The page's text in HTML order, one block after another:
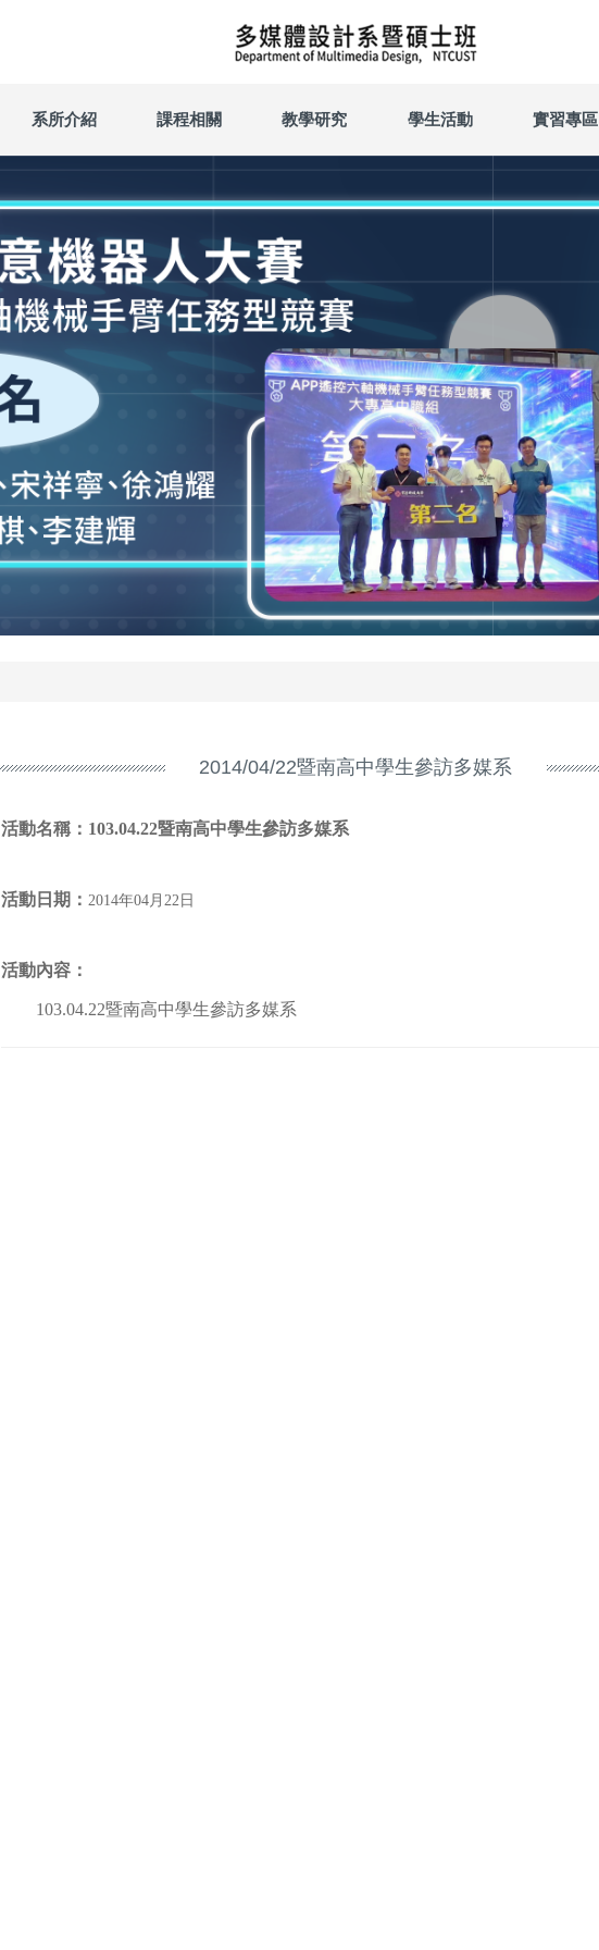
系所介紹 課程相關 教學研究 學生活動 實習專區
2014/04/22暨南高中學生參訪多媒系
活動名稱： 103.04.22暨南高中學生參訪多媒系
活動日期： 2014年04月22日
活動內容：
103.04.22暨南高中學生參訪多媒系